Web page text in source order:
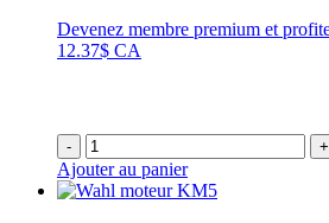
Devenez membre premium et
12.37$ CA
- +
Ajouter au panier